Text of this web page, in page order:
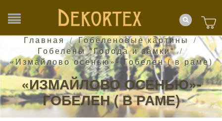
Главная / Гобеленовые картины /
Гобелены "Города и замки" /
«Измайлово осенью»- Гобелен ( в раме)
«ИЗМАЙЛОВО ОСЕНЬЮ»-
ГОБЕЛЕН ( В РАМЕ)